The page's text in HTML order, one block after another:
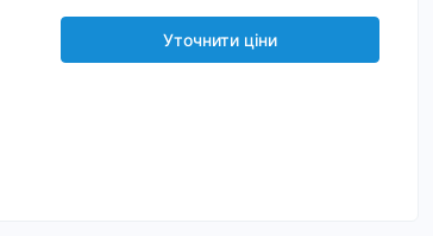
Уточнити ціни